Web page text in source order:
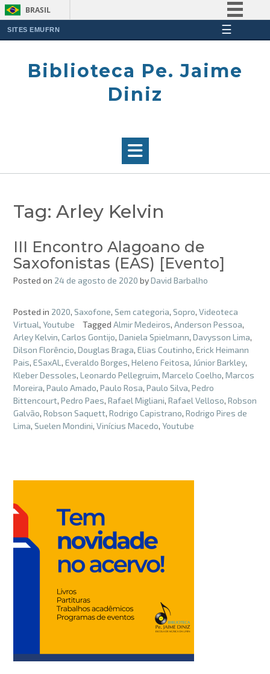
BRASIL
Participe
SITES EMUFRN ☰
Biblioteca Pe. Jaime
Diniz
Tag: Arley Kelvin
III Encontro Alagoano de
Saxofonistas (EAS) [Evento]
Posted on 24 de agosto de 2020 byDavid Barbalho
Posted in 2020, Saxofone, Sem categoria, Sopro, Videoteca
Virtual, Youtube Tagged Almir Medeiros, Anderson Pessoa,
Arley Kelvin, Carlos Gontijo, Daniela Spielmann, Davysson Lima,
Dilson Florêncio, Douglas Braga, Elias Coutinho, Erick Heimann
Pais, ESaxAL , Everaldo Borges, Heleno Feitosa, Júnior Barkley,
Kleber Dessoles, Leonardo Pellegruim, Marcelo Coelho, Marcos
Moreira, Paulo Amado, Paulo Rosa, Paulo Silva, Pedro
Bittencourt, Pedro Paes, Rafael Migliani, Rafael Velloso, Robson
Galvão, Robson Saquett, Rodrigo Capistrano, Rodrigo Pires de
Lima, Suelen Mondini, Vinícius Macedo, Youtube